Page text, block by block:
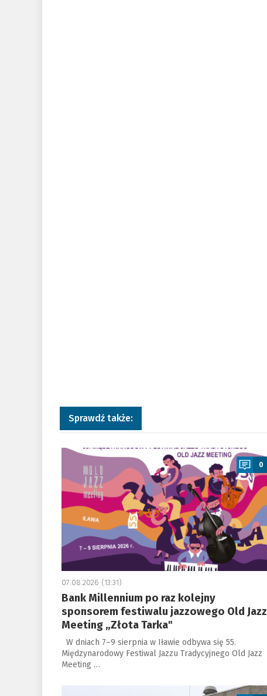
Sprawdź także:
a
0
07.08.2026 (13:31)
Bank Millennium po raz kolejny
sponsorem festiwalu jazzowego Old Jazz
Meeting „Złota Tarka"
W dniach 7–9 sierpnia w Iławie odbywa się 55.
Międzynarodowy Festiwal Jazzu Tradycyjnego Old Jazz
Meeting …